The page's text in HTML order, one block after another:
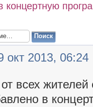
концертную
окт 2013, 06:24
от всех
в